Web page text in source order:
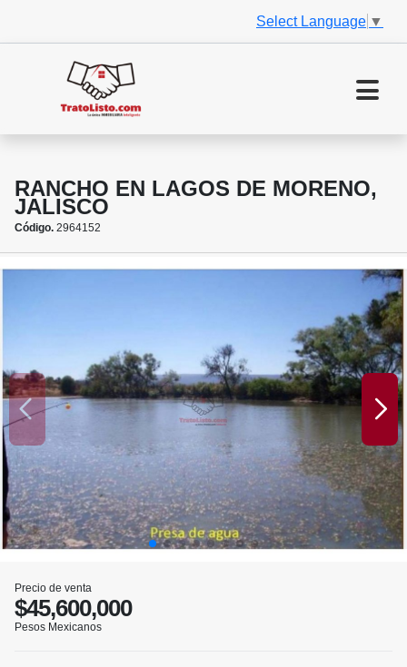
Select Language ▼
RANCHO EN LAGOS DE MORENO,
JALISCO
Código. 2964152
Precio de venta
$45,600,000
Pesos Mexicanos